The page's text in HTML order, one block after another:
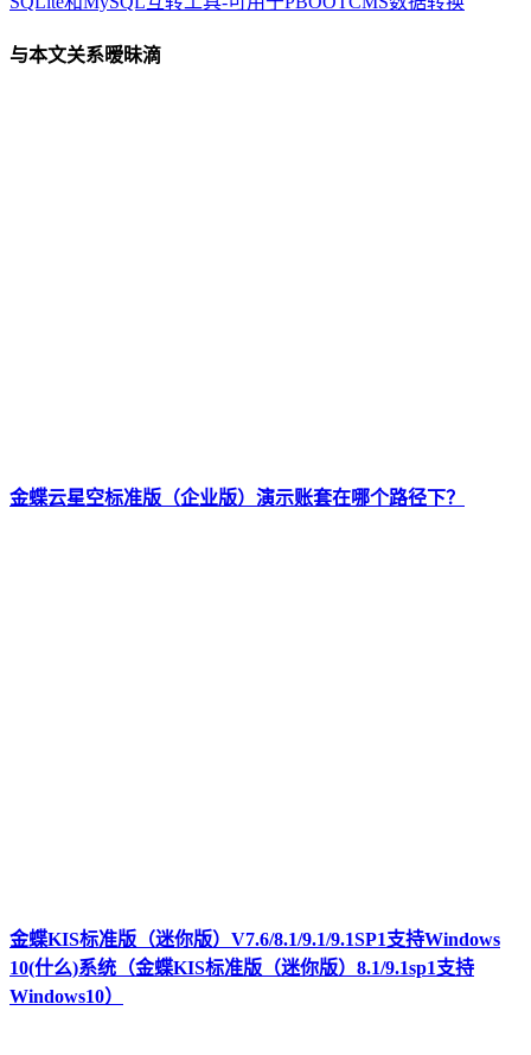
与本文关系暧昧滴
金蝶云星空标准版（企业版）演示账套在哪个路径下？
金蝶KIS标准版（迷你版）V7.6/8.1/9.1/9.1SP1支持Windows
10(什么)系统（金蝶KIS标准版（迷你版）8.1/9.1sp1支持
Windows10）